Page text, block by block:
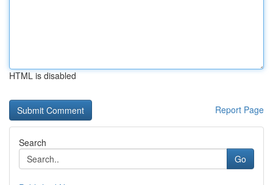
HTML is disabled
Report Page
Search
Go